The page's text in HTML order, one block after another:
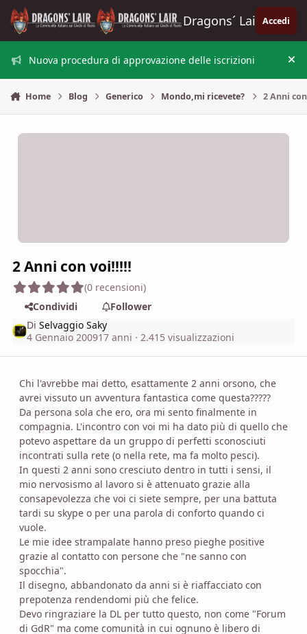
Vai al contenuto
Dragons´ Lair Accedi
Nuova procedura di approvazione delle iscrizioni
Home Blog Generico Mondo,mi ricevete? 2 Anni
2 Anni con voi!!!!!
(0 recensioni)
Condividi
Follower
DiSelvaggio Saky
4 Gennaio 200917 anni · 2.415 visualizzazioni
Chi l'avrebbe mai detto, esattamente 2 anni orsono, che
avrei vissuto un avventura fantastica come questa?????
Da persona sola che ero, ora mi sento finalmente in
compagnia. L'incontro con voi mi ha dato più di quello che
potevo aspettare da un gruppo di perfetti sconosciuti
incontrati sulla rete (o nella rete, ma fa molto pesci).
In questi 2 anni sono cresciuto dentro in tutti i sensi, il
mio nervosismo al lavoro si è attenuato grazie alla
consapevolezza che voi ci siete sempre, per una battuta
tardi su skype o per una parola di conforto quando ci
vuole.
Le mie idee strampalate hanno preso pieghe positive
grazie al contatto con persone che "ne sanno con
spocchia".
Il disegno, abbandonato da anni si è riaffacciato con
prepotenza rendendomi più che felice.
Devo ringraziare la DL per tutto questo, non come "Forum
di GdR" ma come comunità in cui ognuno è libero di